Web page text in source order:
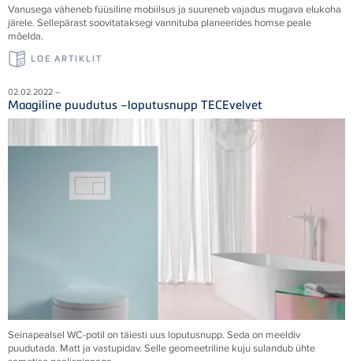
Vanusega väheneb füüsiline mobiilsus ja suureneb vajadus mugava elukoha
järele. Sellepärast soovitataksegi vannituba planeerides homse peale
mõelda.
LOE ARTIKLIT
02.02.2022 –
Maagiline puudutus –loputusnupp TECEvelvet
Seinapealsel WC-potil on täiesti uus loputusnupp. Seda on meeldiv
puudutada. Matt ja vastupidav. Selle geomeetriline kuju sulandub ühte